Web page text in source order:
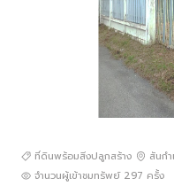
ที่ดินพร้อมสิ่งปลูกสร้าง สันก
จำนวนผู้เข้าชมทรัพย์ 297 ครั้ง